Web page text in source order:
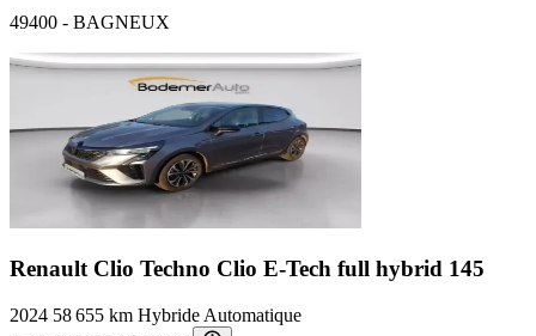
49400 - BAGNEUX
Renault Clio Techno Clio E-Tech full hybrid 145
2024 58 655 km Hybride Automatique